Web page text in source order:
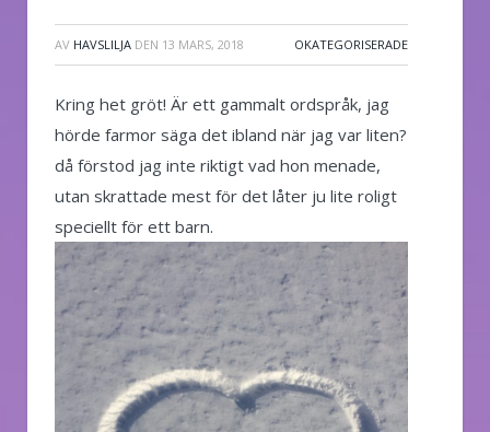
AV HAVSLILJA DEN 13 MARS, 2018 OKATEGORISERADE
Kring het gröt! Är ett gammalt ordspråk, jag
hörde farmor säga det ibland när jag var liten?
då förstod jag inte riktigt vad hon menade,
utan skrattade mest för det låter ju lite roligt
speciellt för ett barn.